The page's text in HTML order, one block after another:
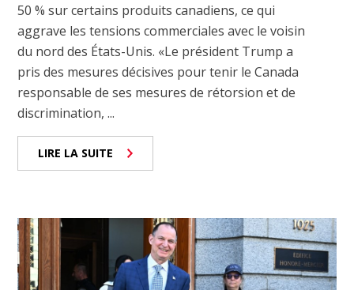
50 % sur certains produits canadiens, ce qui
aggrave les tensions commerciales avec le voisin
du nord des États-Unis. «Le président Trump a
pris des mesures décisives pour tenir le Canada
responsable de ses mesures de rétorsion et de
discrimination, ...
LIRE LA SUITE